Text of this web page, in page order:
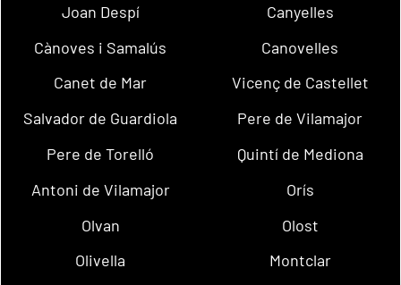
Joan Despí
Canyelles
Cànoves i Samalús
Canovelles
Canet de Mar
Vicenç de Castellet
Salvador de Guardiola
Pere de Vilamajor
Pere de Torelló
Quintí de Mediona
Antoni de Vilamajor
Orís
Olvan
Olost
Olivella
Montclar